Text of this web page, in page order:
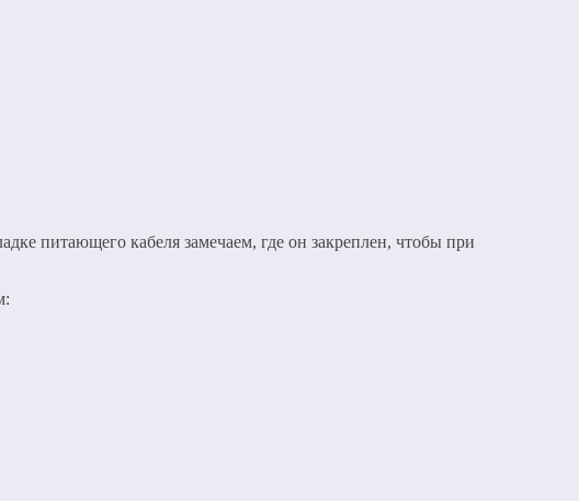
питающего кабеля замечаем, где он закреплен, чтобы при